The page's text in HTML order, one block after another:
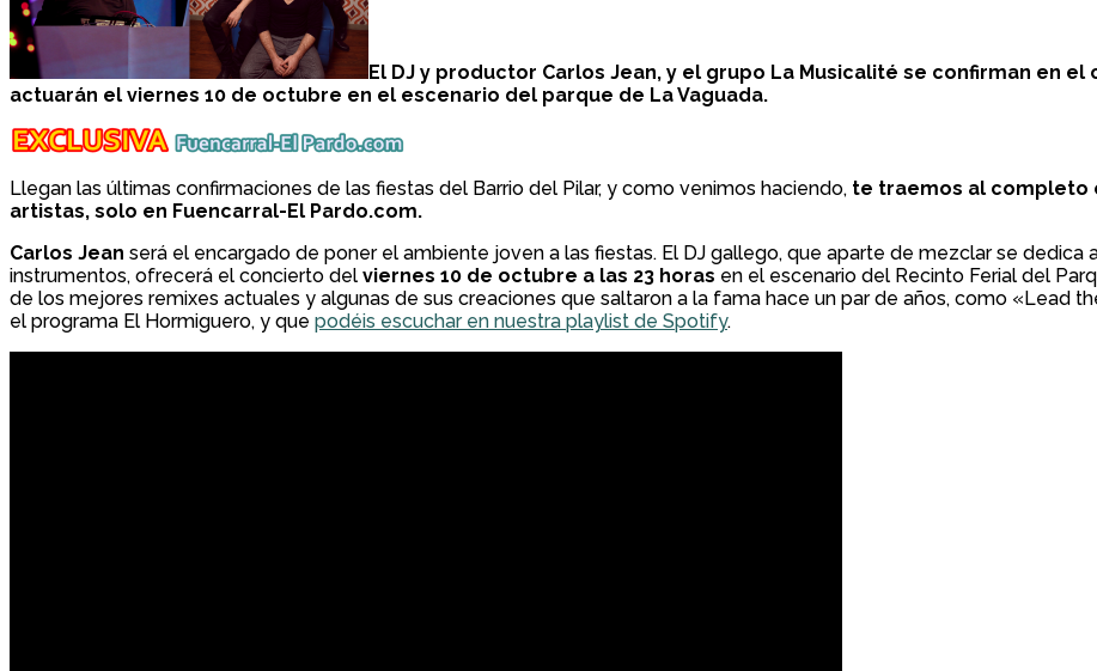
El DJ y productor Carlos Jean, y el grupo La Musicalité se confirman en
actuarán el viernes 10 de octubre en el escenario del parque de La Vaguada.
Llegan las últimas confirmaciones de las fiestas del Barrio del Pilar, y como venimos haciendo, te traemos al completo
artistas, solo en Fuencarral-El Pardo.com.
Carlos Jean será el encargado de poner el ambiente joven a las fiestas. El DJ gallego, que aparte de mezclar se dedica
instrumentos, ofrecerá el concierto del viernes 10 de octubre a las 23 horas en el escenario del Recinto Ferial del
de los mejores remixes actuales y algunas de sus creaciones que saltaron a la fama hace un par de años, como «Lead
el programa El Hormiguero, y que podéis escuchar en nuestra playlist de Spotify.